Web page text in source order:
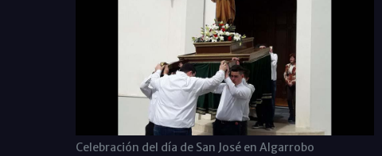
Celebración del día de San José en Algarrobo